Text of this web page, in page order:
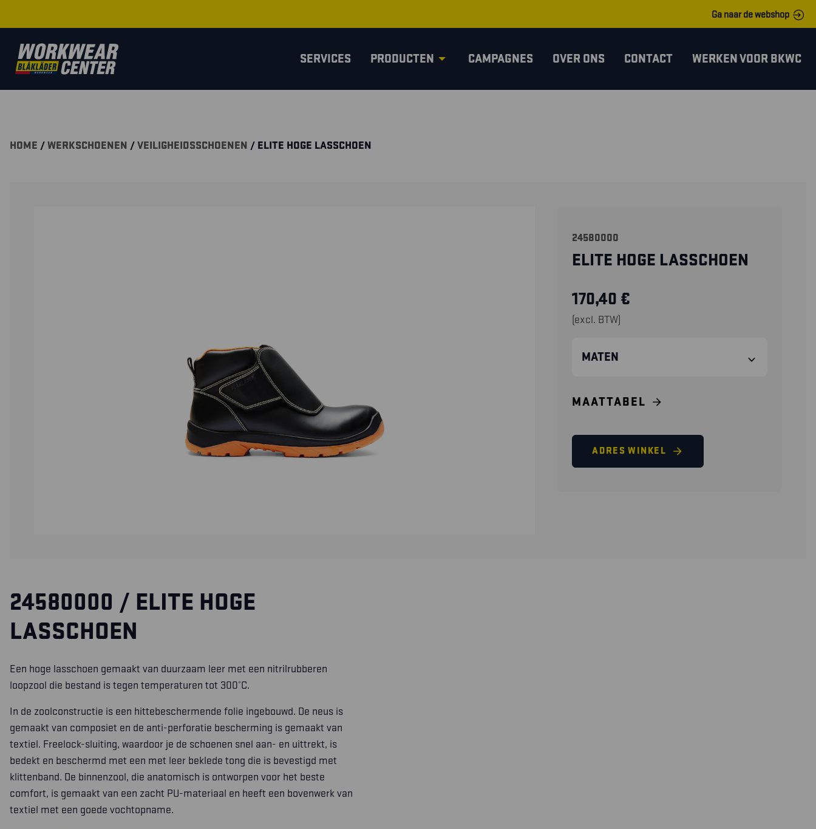
Ga naar de webshop
SERVICES PRODUCTEN CAMPAGNES OVER ONS CONTACT WERKEN VOOR BKWC
HOME /WERKSCHOENEN /VEILIGHEIDSSCHOENEN / ELITE HOGE LASSCHOEN
24580000
ELITE HOGE LASSCHOEN
170,40 €
(excl. BTW)
MATEN
MAATTABEL
ADRES WINKEL
24580000 / ELITE HOGE
LASSCHOEN
Een hoge lasschoen gemaakt van duurzaam leer met een nitrilrubberen
loopzool die bestand is tegen temperaturen tot 300°C.
In de zoolconstructie is een hittebeschermende folie ingebouwd. De neus is
gemaakt van composiet en de anti-perforatie bescherming is gemaakt van
textiel. Freelock-sluiting, waardoor je de schoenen snel aan- en uittrekt, is
bedekt en beschermd met een met leer beklede tong die is bevestigd met
klittenband. De binnenzool, die anatomisch is ontworpen voor het beste
comfort, is gemaakt van een zacht PU-materiaal en heeft een bovenwerk van
textiel met een goede vochtopname.